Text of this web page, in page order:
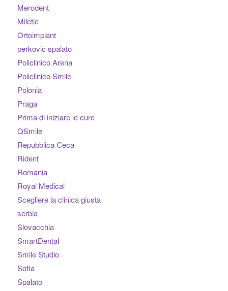
Merodent
Miletic
Ortoimplant
perkovic spalato
Policlinico Arena
Policlinico Smile
Polonia
Praga
Prima di iniziare le cure
QSmile
Repubblica Ceca
Rident
Romania
Royal Medical
Scegliere la clinica giusta
serbia
Slovacchia
SmartDental
Smile Studio
Sofia
Spalato